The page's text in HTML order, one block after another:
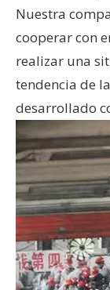
Nuestra
cooperar con
realizar una
tendencia de
desarrollado